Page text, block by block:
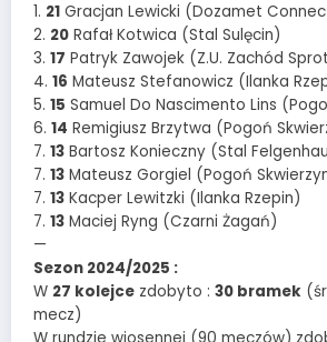
1. 21 Gracjan Lewicki (Dozamet
2. 20 Rafał Kotwica (Stal Sulęcin)
3. 17 Patryk Zawojek (Z.U. Zachód
4. 16 Mateusz Stefanowicz (Ilanka
5. 15 Samuel Do Nascimento Lins
6. 14 Remigiusz Brzytwa (Pogoń
7. 13 Bartosz Konieczny (Stal
7. 13 Mateusz Gorgiel (Pogoń
7. 13 Kacper Lewitzki (Ilanka Rzepin)
7. 13 Maciej Ryng (Czarni Żagań)
—
Sezon 2024/2025 :
W 27 kolejce zdobyto : 30 bramek
mecz)